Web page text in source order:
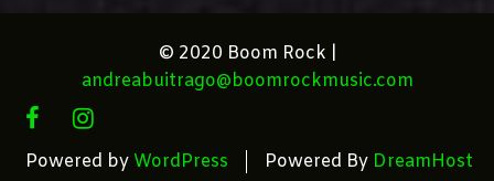
© 2020 Boom Rock |
andreabuitrago@boomrockmusic.com
FACEBOOKINSTAGRAM
Powered by WordPress Powered By DreamHost